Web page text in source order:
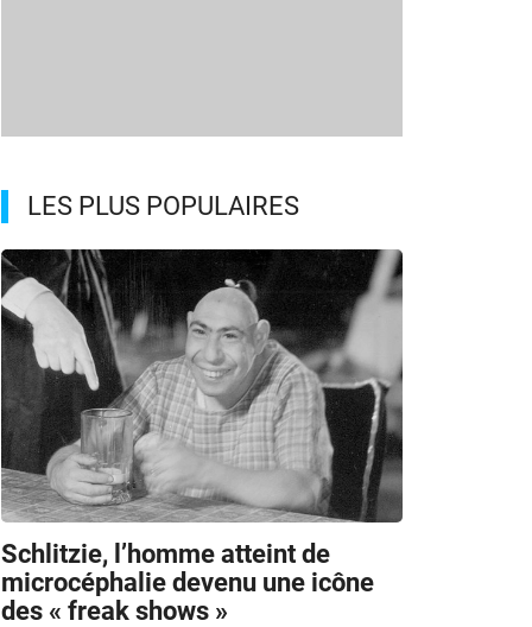
LES PLUS POPULAIRES
Schlitzie, l’homme atteint de
microcéphalie devenu une icône
des « freak shows »